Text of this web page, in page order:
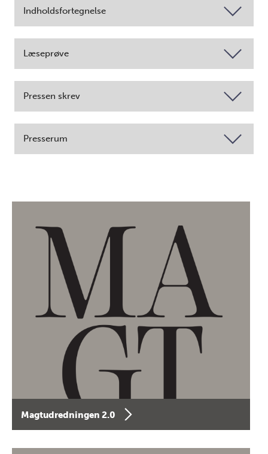
Indholdsfortegnelse
Læseprøve
Pressen skrev
Presserum
Magtudredningen 2.0